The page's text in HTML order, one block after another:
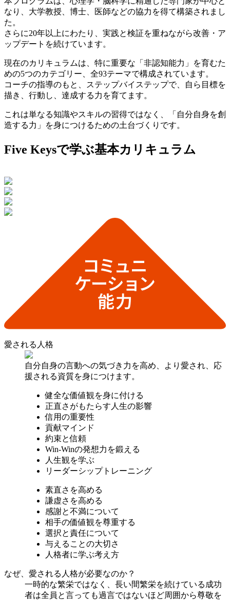
なり、大学教授、博士、医師などの協力を得て構築されまし
た。
さらに20年以上にわたり、実践と検証を重ねながら改善・ア
ップデートを続けています。
現在のカリキュラムは、特に重要な「非認知能力」を育むた
めの5つのカテゴリー、全93テーマで構成されています。
コーチの指導のもと、ステップバイステップで、自ら目標を
描き、行動し、達成する力を育てます。
これは単なる知識やスキルの習得ではなく、「自分自身を創
造する力」を身につけるための土台づくりです。
Five Keysで学ぶ基本カリキュラム
愛される人格
自分自身の言動への気づき力を高め、より愛され、応
援される資質を身につけます。
健全な価値観を身に付ける
正直さがもたらす人生の影響
信用の重要性
貢献マインド
約束と信頼
Win-Winの発想力を鍛える
人生観を学ぶ
リーダーシップトレーニング
素直さを高める
謙虚さを高める
感謝と不満について
相手の価値観を尊重する
選択と責任について
与えることの大切さ
人格者に学ぶ考え方
なぜ、愛される人格が必要なのか？
一時的な繁栄ではなく、長い間繁栄を続けている成功
者は全員と言っても過言ではないほど周囲から尊敬を